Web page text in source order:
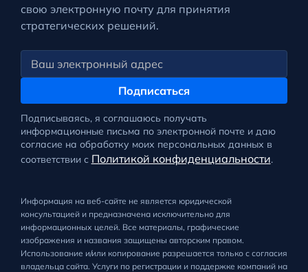
свою электронную почту для принятия
стратегических решений.
Подписаться
Подписываясь, я соглашаюсь получать
информационные письма по электронной почте и даю
согласие на обработку моих персональных данных в
соответствии с Политикой конфиденциальности.
Информация на веб-сайте не является юридической
консультацией и предназначена исключительно для
информационных целей. Все материалы, графические
изображения и названия защищены авторским правом.
Использование и/или копирование разрешается только с согласия
владельца сайта. Услуги по регистрации и поддержке компаний на